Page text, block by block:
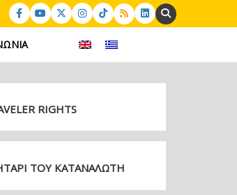
Search:
RIGHTS
ΤΟΥ ΚΑΤΑΝΑΛΩΤΗ